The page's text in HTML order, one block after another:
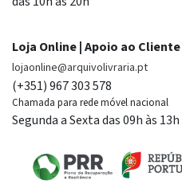
Loja Online | Apoio ao Cliente
lojaonline@arquivolivraria.pt
(+351) 967 303 578
Chamada para rede móvel nacional
Segunda a Sexta das 09h às